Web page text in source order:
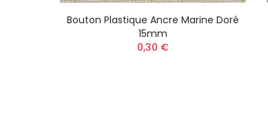
Bouton Plastique Ancre Marine Doré
15mm
0,30 €